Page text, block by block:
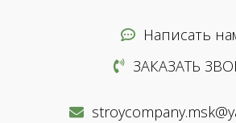
Написать
ЗАКАЗАТЬ